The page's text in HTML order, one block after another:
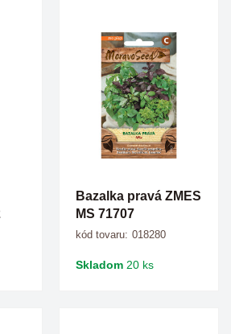
Bazalka pravá ZMES
MS 71707
kód tovaru: 018280
Skladom 20 ks